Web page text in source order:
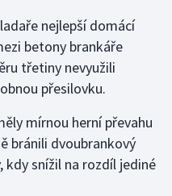
nejlepší domácí
betony brankáře
třetiny nevyužili
přesilovku.
mírnou herní převahu
bránili dvoubrankový
kdy snížil na rozdíl jediné